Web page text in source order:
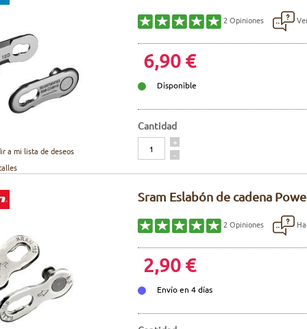
2 Opiniones
a mi lista de deseos
6,90 €
Disponible
Cantidad
Cantidad
+
-
Sram Eslabón de cadena
2 Opiniones
2,90 €
Envío en 4 días